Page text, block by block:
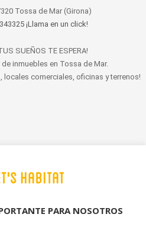
Tossa de Mar (Girona)
¡Llama en un click!
SUEÑOS TE ESPERA!
inmuebles en Tossa de Mar.
locales comerciales, oficinas y terrenos!
Todos los derechos reservados.
PARA NOSOTROS